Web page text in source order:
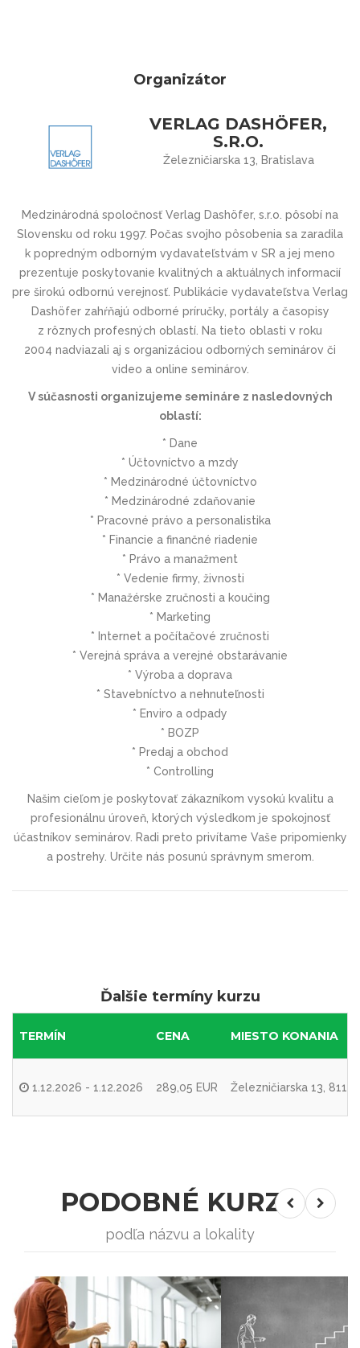
Organizátor
VERLAG DASHÖFER,
S.R.O.
Železničiarska 13, Bratislava
Medzinárodná spoločnosť Verlag Dashöfer, s.r.o. pôsobí na
Slovensku od roku 1997. Počas svojho pôsobenia sa zaradila
k popredným odborným vydavateľstvám v SR a jej meno
prezentuje poskytovanie kvalitných a aktuálnych informacií
pre širokú odbornú verejnosť. Publikácie vydavateľstva Verlag
Dashöfer zahŕňajú odborné príručky, portály a časopisy
z rôznych profesných oblastí. Na tieto oblasti v roku
2004 nadviazali aj s organizáciou odborných seminárov či
video a online seminárov.
V súčasnosti organizujeme semináre z nasledovných
oblastí:
* Dane
* Účtovníctvo a mzdy
* Medzinárodné účtovníctvo
* Medzinárodné zdaňovanie
* Pracovné právo a personalistika
* Financie a finančné riadenie
* Právo a manažment
* Vedenie firmy, živnosti
* Manažérske zručnosti a koučing
* Marketing
* Internet a počítačové zručnosti
* Verejná správa a verejné obstarávanie
* Výroba a doprava
* Stavebníctvo a nehnuteľnosti
* Enviro a odpady
* BOZP
* Predaj a obchod
* Controlling
Našim cieľom je poskytovať zákazníkom vysokú kvalitu a
profesionálnu úroveň, ktorých výsledkom je spokojnosť
účastníkov seminárov. Radi preto privítame Vaše pripomienky
a postrehy. Určite nás posunú správnym smerom.
Ďalšie termíny kurzu
TERMÍN CENA MIESTO KONANIA
1.12.2026 - 1.12.2026 289,05 EUR Železničiarska 13,
PODOBNÉ KURZY
podľa názvu a lokality